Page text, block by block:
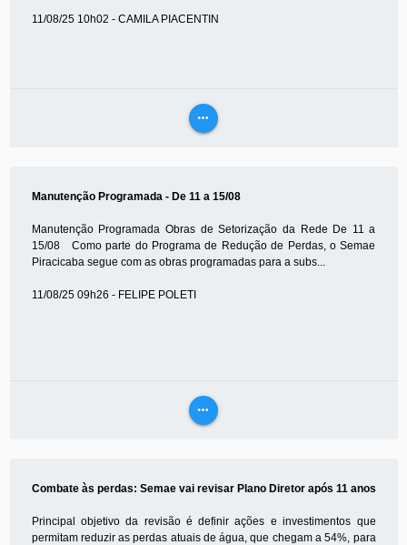
11/08/25 10h02 - CAMILA PIACENTIN
more_horiz
Manutenção Programada - De 11 a 15/08
Manutenção Programada Obras de Setorização da Rede De 11 a
15/08 Como parte do Programa de Redução de Perdas, o Semae
Piracicaba segue com as obras programadas para a subs...
11/08/25 09h26 - FELIPE POLETI
more_horiz
Combate às perdas: Semae vai revisar Plano Diretor após 11 anos
Principal objetivo da revisão é definir ações e investimentos que
permitam reduzir as perdas atuais de água, que chegam a 54%, para